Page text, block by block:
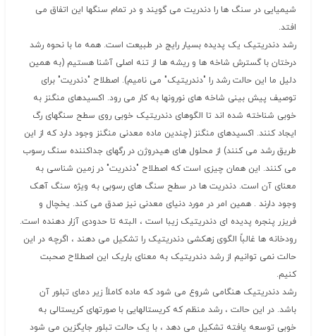
شیمیایی در سنگ ها را دندریت می گویند و در تمام سنگها این اتفاق می
افتد.
رشد دندریتیک یک پدیده بسیار رایج در طبیعت است. همه ما با نحوه رشد
درختان با گسترش شاخه ها و ریشه ها از تنه اصلی آشنا هستیم (به همین
دلیل ما این حالت رشد را "دندریتیک" می نامیم). اصطلاح "دندریت" برای
توصیف پیش بینی شاخه های نورونها به کار می رود. اکسیدهای منگنز به
خوبی شناخته شده اند تا الگوهای دندریتیک خوبی روی سطح سنگهای رگ
ایجاد کنند. اکسیدهای منگنز (چندین ماده معدنی منگنز وجود دارد که از این
طریق رشد می کنند) از محلول های هیدروژن در رگهای جداکننده سنگ رسوب
می کنند. این همان چیزی است که اصطلاح "دندریت" در زمین شناسی به
معنای آن است. دندریت ها در سطح سنگ های رسوبی به ویژه سنگ آهک
وجود دارند . همین امر در مورد دنیای معدنی نیز صدق می کند. یخچال و
فریزر پنجره پدیده ای دندریتیک زیبا است ، البته تا حدودی آزار دهنده است.
رودخانه ها غالباً الگوی زهکشی دندریتیک را تشکیل می دهند ، اگرچه در این
حالت نمی توانیم از رشد دندریتیک به معنای باریک این اصطلاح صحبت
کنیم.
رشد دندریتیک هنگامی شروع می شود که ماده کاملاً زیر دمای تبلور آن
باشد. در این حالت ، رشد منظم که کریستالهایی با صورتهای کریستالی به
خوبی توسعه یافته تشکیل می دهد ، با یک حالت تبلور جایگزین می شود